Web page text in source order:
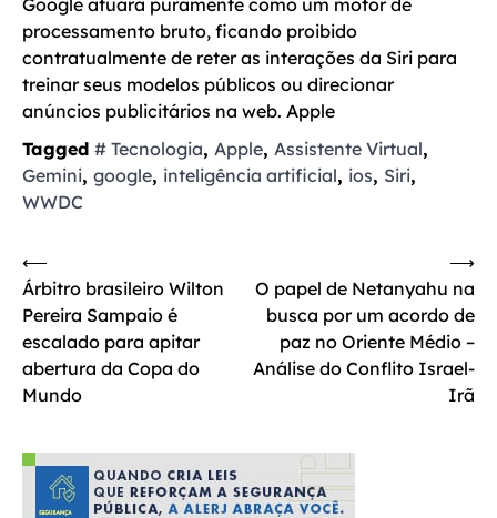
Google atuará puramente como um motor de
processamento bruto, ficando proibido
contratualmente de reter as interações da Siri para
treinar seus modelos públicos ou direcionar
anúncios publicitários na web. Apple
Tagged # Tecnologia, Apple, Assistente Virtual,
Gemini, google, inteligência artificial, ios, Siri,
WWDC
Navegação
de
Post
⟵
Árbitro brasileiro Wilton
Pereira Sampaio é
escalado para apitar
abertura da Copa do
Mundo
O papel de Netanyahu na
busca por um acordo de
paz no Oriente Médio –
Análise do Conflito Israel-
Irã
⟶